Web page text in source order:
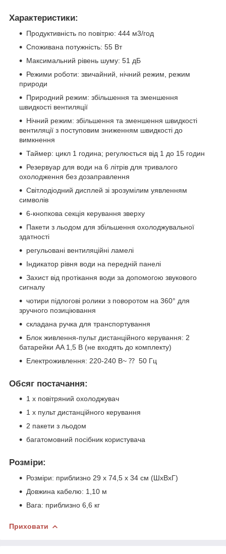
Характеристики:
Продуктивність по повітрю: 444 м3/год
Споживана потужність: 55 Вт
Максимальний рівень шуму: 51 дБ
Режими роботи: звичайний, нічний режим, режим
природи
Природний режим: збільшення та зменшення
швидкості вентиляції
Нічний режим: збільшення та зменшення швидкості
вентиляції з поступовим зниженням швидкості до
вимкнення
Таймер: цикл 1 година; регулюється від 1 до 15 годин
Резервуар для води на 6 літрів для тривалого
охолодження без дозаправлення
Світлодіодний дисплей зі зрозумілим уявленням
символів
6-кнопкова секція керування зверху
Пакети з льодом для збільшення охолоджувальної
здатності
регульовані вентиляційні ламелі
Індикатор рівня води на передній панелі
Захист від протікання води за допомогою звукового
сигналу
чотири підлогові ролики з поворотом на 360° для
зручного позиціювання
складана ручка для транспортування
Блок живлення-пульт дистанційного керування: 2
батарейки AA 1,5 В (не входять до комплекту)
Електроживлення: 220-240 В~ ⁇ 50 Гц
Обсяг постачання:
1 х повітряний охолоджувач
1 х пульт дистанційного керування
2 пакети з льодом
багатомовний посібник користувача
Розміри:
Розміри: приблизно 29 х 74,5 х 34 см (ШхВхГ)
Довжина кабелю: 1,10 м
Вага: приблизно 6,6 кг
Приховати